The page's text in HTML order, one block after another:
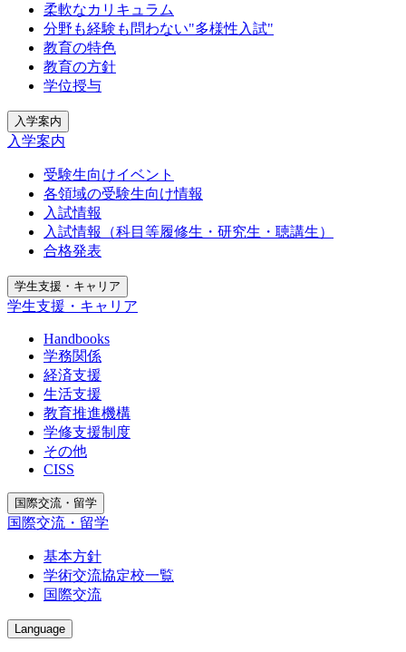
柔軟なカリキュラム
分野も経験も問わない"多様性入試"
教育の特色
教育の方針
学位授与
入学案内
入学案内
受験生向けイベント
各領域の受験生向け情報
入試情報
入試情報（科目等履修生・研究生・聴講生）
合格発表
学生支援・キャリア
学生支援・キャリア
Handbooks
学務関係
経済支援
生活支援
教育推進機構
学修支援制度
その他
CISS
国際交流・留学
国際交流・留学
基本方針
学術交流協定校一覧
国際交流
Language